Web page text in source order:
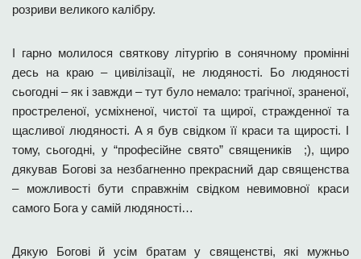
розриви великого калібру.
І гарно молилося святкову літургію в сонячному промінні
десь на краю – цивілізації, не людяності. Бо людяності
сьогодні – як і завжди – тут було немало: трагічної, зраненої,
простреленої, усміхненої, чистої та щирої, стражденної та
щасливої людяності. А я був свідком її краси та щирості. І
тому, сьогодні, у “професійне свято” священиків ;), щиро
дякував Богові за незбагненно прекрасний дар священства
– можливості бути справжнім свідком невимовної краси
самого Бога у самій людяності…
Дякую Богові й усім братам у священстві, які мужньо